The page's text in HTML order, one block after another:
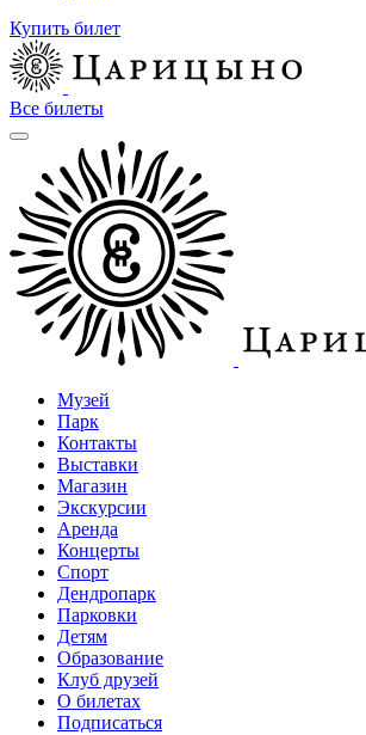
Купить билет
Все билеты
Музей
Парк
Контакты
Выставки
Магазин
Экскурсии
Аренда
Концерты
Спорт
Дендропарк
Парковки
Детям
Образование
Клуб друзей
О билетах
Подписаться